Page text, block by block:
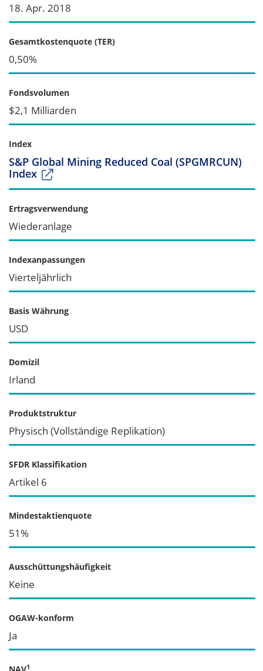
18. Apr. 2018
Gesamtkostenquote (TER)
0,50%
Fondsvolumen
$2,1 Milliarden
Index
S&P Global Mining Reduced Coal (SPGMRCUN)
Index
Ertragsverwendung
Wiederanlage
Indexanpassungen
Vierteljährlich
Basis Währung
USD
Domizil
Irland
Produktstruktur
Physisch (Vollständige Replikation)
SFDR Klassifikation
Artikel 6
Mindestaktienquote
51%
Ausschüttungshäufigkeit
Keine
OGAW-konform
Ja
1